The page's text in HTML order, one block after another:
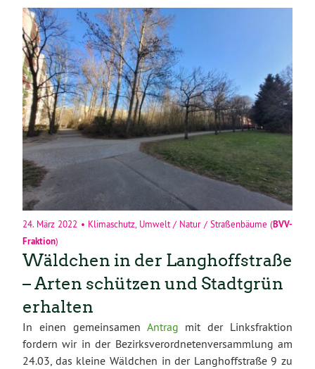
24. März 2022 • Klimaschutz, Umwelt / Natur / Straßenbäume (BVV-
Fraktion)
Wäldchen in der Langhoffstraße
– Arten schützen und Stadtgrün
erhalten
In einen gemeinsamen Antrag mit der Linksfraktion
fordern wir in der Bezirksverordnetenversammlung am
24.03, das kleine Wäldchen in der Langhoffstraße 9 zu